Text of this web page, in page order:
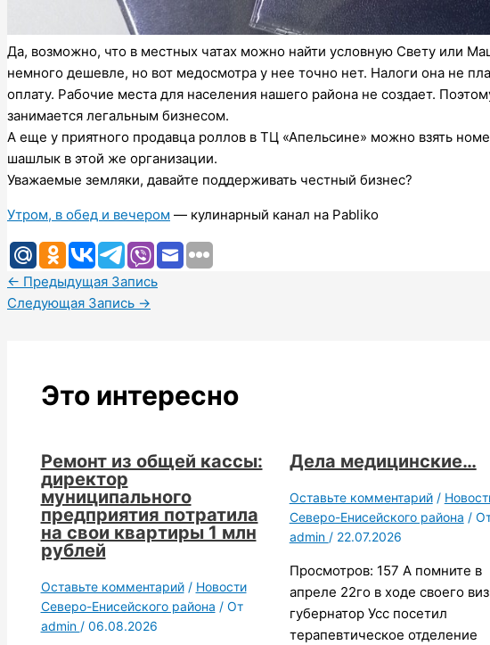
Да, возможно, что в местных чатах можно найти условную Свету или
немного дешевле, но вот медосмотра у нее точно нет. Налоги она не
оплату. Рабочие места для населения нашего района не создает.
занимается легальным бизнесом.
А еще у приятного продавца роллов в ТЦ «Апельсине» можно взять
шашлык в этой же организации.
Уважаемые земляки, давайте поддерживать честный бизнес?
Утром, в обед и вечером — кулинарный канал на Pabliko
← Предыдущая Запись
Следующая Запись →
Это интересно
Ремонт из общей кассы:
директор
муниципального
предприятия потратила
на свои квартиры 1 млн
рублей
Оставьте комментарий / Новости
Северо-Енисейского района / От
admin / 06.08.2026
Дела медицинские…
Оставьте комментарий /
Северо-Енисейского района /
admin / 22.07.2026
Просмотров: 157 А помните в
апреле 22го в ходе своего
губернатор Усс посетил
терапевтическое отделение